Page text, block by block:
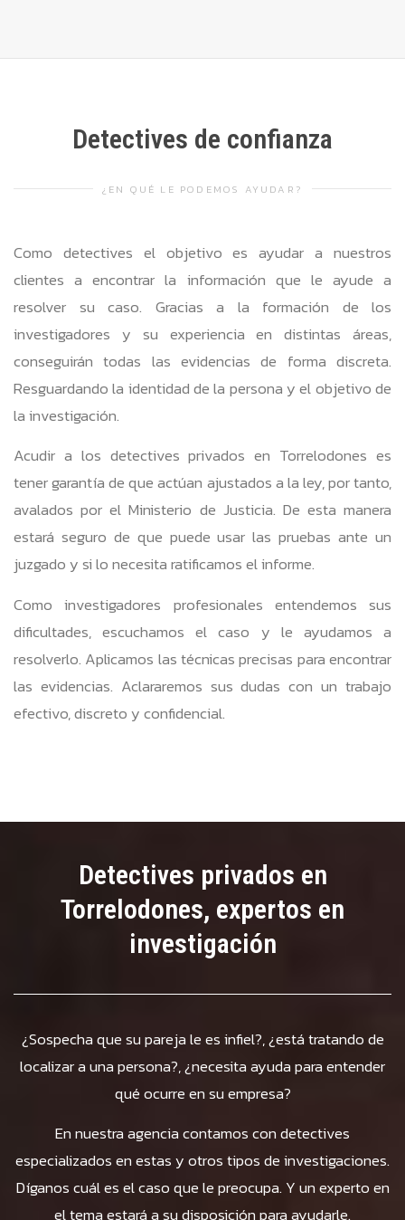
Detectives de confianza
¿EN QUÉ LE PODEMOS AYUDAR?
Como detectives el objetivo es ayudar a nuestros
clientes a encontrar la información que le ayude a
resolver su caso. Gracias a la formación de los
investigadores y su experiencia en distintas áreas,
conseguirán todas las evidencias de forma discreta.
Resguardando la identidad de la persona y el objetivo de
la investigación.
Acudir a los detectives privados en Torrelodones es
tener garantía de que actúan ajustados a la ley, por tanto,
avalados por el Ministerio de Justicia. De esta manera
estará seguro de que puede usar las pruebas ante un
juzgado y si lo necesita ratificamos el informe.
Como investigadores profesionales entendemos sus
dificultades, escuchamos el caso y le ayudamos a
resolverlo. Aplicamos las técnicas precisas para encontrar
las evidencias. Aclararemos sus dudas con un trabajo
efectivo, discreto y confidencial.
Detectives privados en
Torrelodones, expertos en
investigación
¿Sospecha que su pareja le es infiel?, ¿está tratando de
localizar a una persona?, ¿necesita ayuda para entender
qué ocurre en su empresa?
En nuestra agencia contamos con detectives
especializados en estas y otros tipos de investigaciones.
Díganos cuál es el caso que le preocupa. Y un experto en
el tema estará a su disposición para ayudarle.